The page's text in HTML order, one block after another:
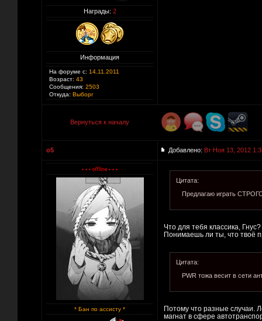
Награды: 2
Информация
На форуме с: 14.11.2011
Возраст: 43
Сообщения: 2503
Откуда: Выборг
Вернуться к началу
o5 Добавлено: Вт Ноя 13, 2012
* Бан по ассисту *
Цитата:
Предлагаю играть
Что для тебя классика,
Понимаешь ли ты, что твоё
Цитата:
PWR тожа весит в сети
Потому что разные случаи.
магнат в сфере